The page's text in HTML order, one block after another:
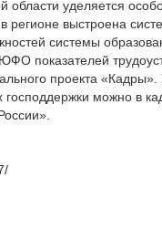
области уделяется
регионе выстроена
системы
показателей
проекта «Кадры».
можно в